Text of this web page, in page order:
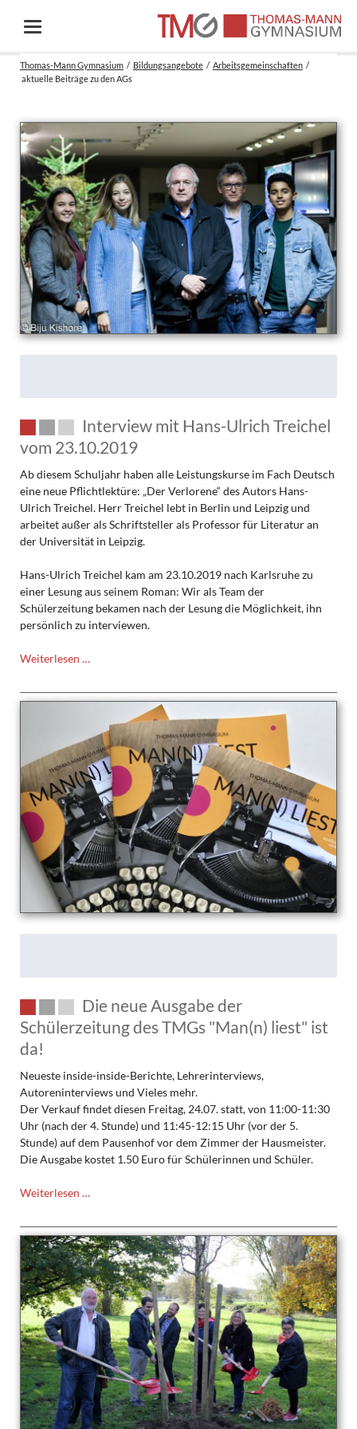
Thomas-Mann Gymnasium Bildungsangebote
Arbeitsgemeinschaften
aktuelle Beiträge zu den AGs
Interview mit Hans-Ulrich Treichel
vom 23.10.2019
Ab diesem Schuljahr haben alle Leistungskurse im Fach Deutsch
eine neue Pflichtlektüre: „Der Verlorene“ des Autors Hans-
Ulrich Treichel. Herr Treichel lebt in Berlin und Leipzig und
arbeitet außer als Schriftsteller als Professor für Literatur an
der Universität in Leipzig.
Hans-Ulrich Treichel kam am 23.10.2019 nach Karlsruhe zu
einer Lesung aus seinem Roman: Wir als Team der
Schülerzeitung bekamen nach der Lesung die Möglichkeit, ihn
persönlich zu interviewen.
Weiterlesen …
Hans-
Treichel
vom
23.10.2019
Die neue Ausgabe der
Schülerzeitung des TMGs "Man(n) liest" ist
da!
Neueste inside-inside-Berichte, Lehrerinterviews,
Autoreninterviews und Vieles mehr.
Der Verkauf findet diesen Freitag, 24.07. statt, von 11:00-11:30
Uhr (nach der 4. Stunde) und 11:45-12:15 Uhr (vor der 5.
Stunde) auf dem Pausenhof vor dem Zimmer der Hausmeister.
Die Ausgabe kostet 1.50 Euro für Schülerinnen und Schüler.
Weiterlesen …
Ausgabe
der
Schülerzeitung
des
TMGs
"Man(n)
liest"
ist
da!